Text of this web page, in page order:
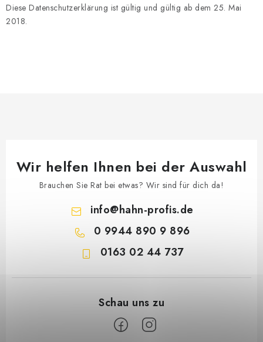
Diese Datenschutzerklärung ist gültig und gültig ab dem 25. Mai
2018.
Wir helfen Ihnen bei der Auswahl
Brauchen Sie Rat bei etwas? Wir sind für dich da!
info@hahn-profis.de
0 9944 890 9 896
0163 02 44 737